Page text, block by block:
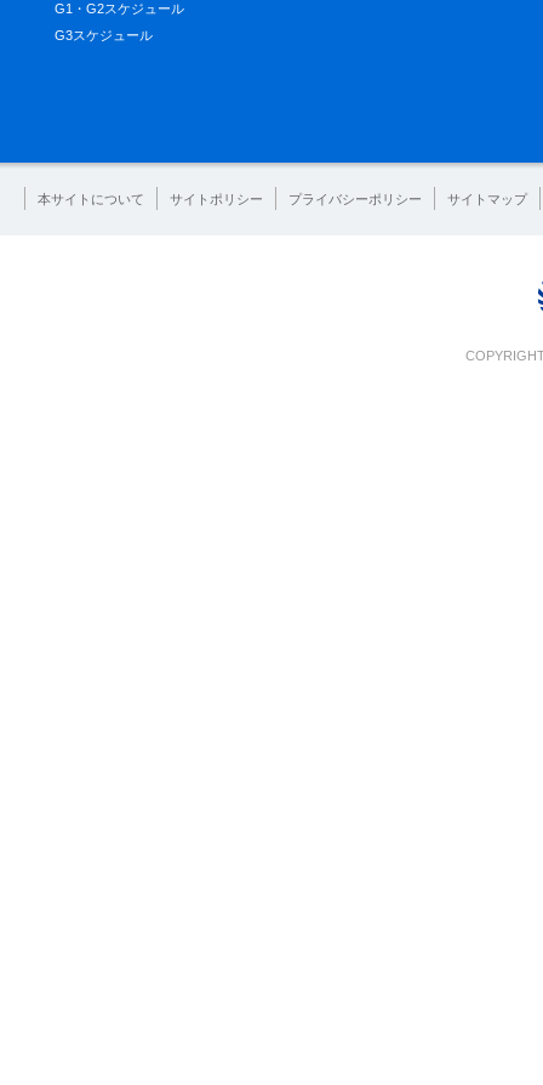
G1・G2スケジュール
G3スケジュール
本サイトについて サイトポリシー プライバシーポリシー サイトマップ